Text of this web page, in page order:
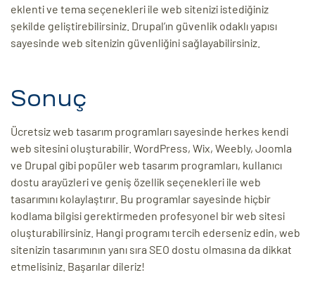
eklenti ve tema seçenekleri ile web sitenizi istediğiniz
şekilde geliştirebilirsiniz. Drupal’ın güvenlik odaklı yapısı
sayesinde web sitenizin güvenliğini sağlayabilirsiniz.
Sonuç
Ücretsiz web tasarım programları sayesinde herkes kendi
web sitesini oluşturabilir. WordPress, Wix, Weebly, Joomla
ve Drupal gibi popüler web tasarım programları, kullanıcı
dostu arayüzleri ve geniş özellik seçenekleri ile web
tasarımını kolaylaştırır. Bu programlar sayesinde hiçbir
kodlama bilgisi gerektirmeden profesyonel bir web sitesi
oluşturabilirsiniz. Hangi programı tercih ederseniz edin, web
sitenizin tasarımının yanı sıra SEO dostu olmasına da dikkat
etmelisiniz. Başarılar dileriz!